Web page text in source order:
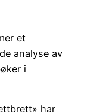
et
analyse av
i
har